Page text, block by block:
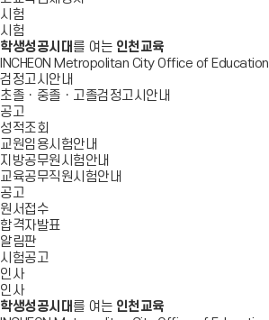
시험
시험
학생성공시대 를 여는 인천교육
INCHEON Metropolitan City Office of Education
검정고시안내
초졸ㆍ중졸ㆍ고졸검정고시안내
공고
성적조회
교원임용시험안내
지방공무원시험안내
교육공무직원시험안내
공고
원서접수
합격자발표
알림판
시험공고
인사
인사
학생성공시대 를 여는 인천교육